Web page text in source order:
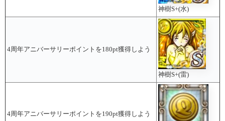
神樹S+(水)
4周年アニバーサリーポイントを180pt獲得しよう
神樹S+(雷)
4周年アニバーサリーポイントを190pt獲得しよう